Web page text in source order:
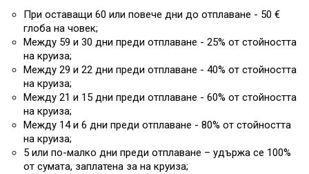
При оставащи 60 или повече дни до отплаване - 50 €
глоба на човек;
Между 59 и 30 дни преди отплаване - 25% от стойността
на круиза;
Между 29 и 22 дни преди отплаване - 40% от стойността
на круиза;
Между 21 и 15 дни преди отплаване - 60% от стойността
на круиза;
Между 14 и 6 дни преди отплаване - 80% от стойността
на круиза;
5 или по-малко дни преди отплаване – удържа се 100%
от сумата, заплатена за на круиза;